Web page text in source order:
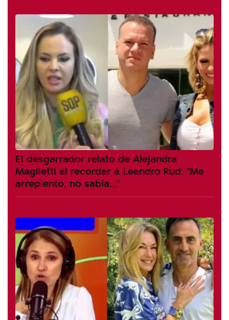
El desgarrador relato de Alejandra
Maglietti al recordar a Leandro Rud: "Me
arrepiento, no sabía..."